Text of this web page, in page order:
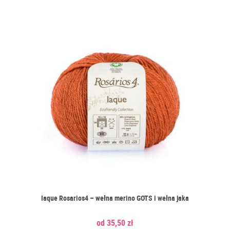
Iaque Rosarios4 – wełna merino GOTS i wełna jaka
35,50zł